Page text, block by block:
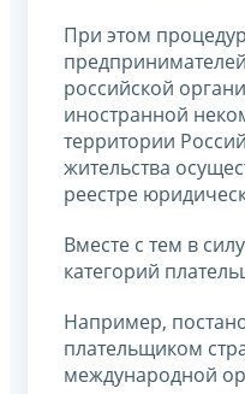
При этом
российской
иностранной
территории
жительства
реестре
Вместе с тем в
категорий
Например,
плательщиком
международной